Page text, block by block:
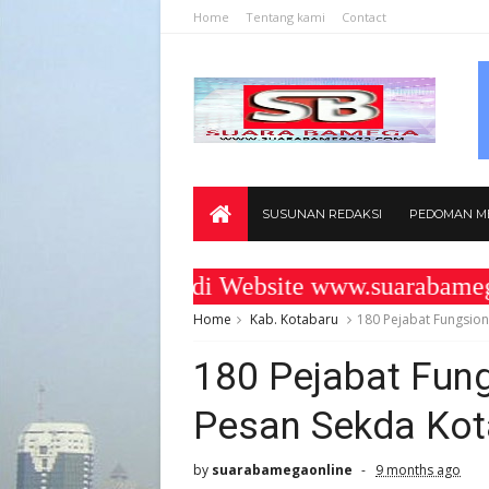
Home Tentang kami Contact
SUSUNAN REDAKSI PEDOMAN
Datang di Website
Home Kab. Kotabaru 180 Pejabat
180 Pejabat
Pesan Sekda
by suarabamegaonline 9 months ago